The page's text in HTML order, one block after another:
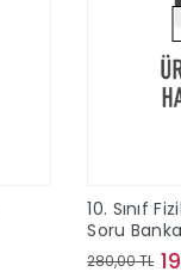
10. Sınıf
Soru
280,00 TL